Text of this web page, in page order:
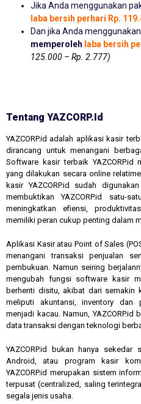
Jika Anda menggunakan
laba bersih perhari Rp.
Dan jika Anda
memperoleh laba bersih
125.000 – Rp. 2.777)
Tentang YAZCORP.id
YAZCORP.id adalah aplikasi kasir
dirancang untuk menangani
Software kasir terbaik
yang dilakukan secara online
kasir YAZCORP.id sudah
membuktikan YAZCORP.id satu-
meningkatkan efiensi,
memiliki peran cukup penting dalam
Aplikasi Kasir atau Point of Sales
menangani transaksi penjualan
pembukuan. Namun seiring
mengubah fungsi software kasir
berhenti disitu, akibat dari
meliputi akuntansi, inventory dan
menjadi kacau. Namun,
data transaksi dengan teknologi
YAZCORP.id bukan hanya
Android, atau program kasir
YAZCORP.id merupakan sistem
terpusat (centralized, saling
segala jenis usaha.